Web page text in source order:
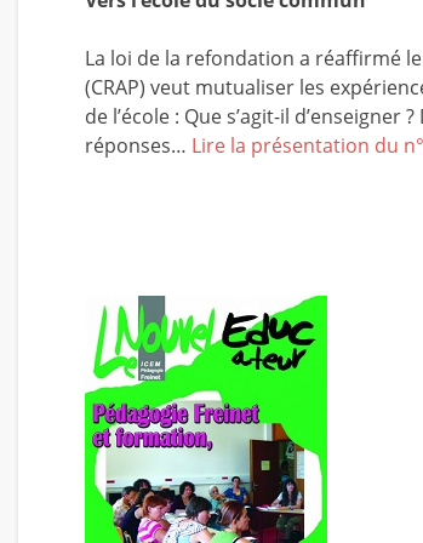
La loi de la refondation a réaffirmé
(CRAP) veut mutualiser les
de l’école : Que s’agit-il
réponses… Lire la présentation du n°